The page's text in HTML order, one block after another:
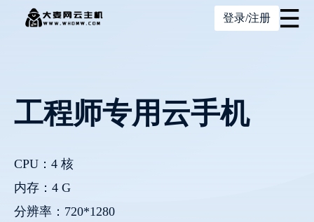
登录/注册
工程师专用云手机
CPU：4 核
内存：4 G
分辨率：720*1280